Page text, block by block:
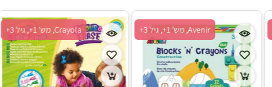
Avenir, מש' 1+, גיל 3+ Avenir, מש' 1+, גיל 3+